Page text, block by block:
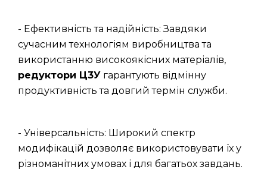
- Ефективність та надійність: Завдяки
сучасним технологіям виробництва та
використанню високоякісних матеріалів,
редуктори Ц3У гарантують відмінну
продуктивність та довгий термін служби.
- Універсальність: Широкий спектр
модифікацій дозволяє використовувати їх у
різноманітних умовах і для багатьох завдань.